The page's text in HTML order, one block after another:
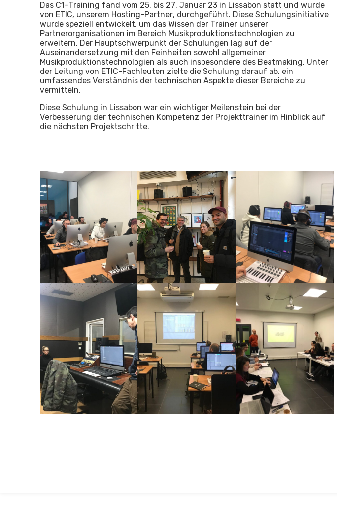
Das C1-Training fand vom 25. bis 27. Januar 23 in Lissabon statt und wurde
von ETIC, unserem Hosting-Partner, durchgeführt. Diese Schulungsinitiative
wurde speziell entwickelt, um das Wissen der Trainer unserer
Partnerorganisationen im Bereich Musikproduktionstechnologien zu
erweitern. Der Hauptschwerpunkt der Schulungen lag auf der
Auseinandersetzung mit den Feinheiten sowohl allgemeiner
Musikproduktionstechnologien als auch insbesondere des Beatmaking. Unter
der Leitung von ETIC-Fachleuten zielte die Schulung darauf ab, ein
umfassendes Verständnis der technischen Aspekte dieser Bereiche zu
vermitteln.
Diese Schulung in Lissabon war ein wichtiger Meilenstein bei der
Verbesserung der technischen Kompetenz der Projekttrainer im Hinblick auf
die nächsten Projektschritte.